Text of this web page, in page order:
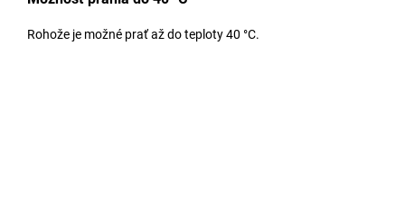
Rohože je možné prať až do teploty 40 °C.